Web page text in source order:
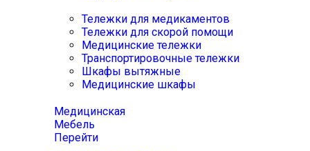
Тележки для медикаментов
Тележки для скорой помощи
Медицинские тележки
Транспортировочные тележки
Шкафы вытяжные
Медицинские шкафы
Медицинская
Мебель
Перейти